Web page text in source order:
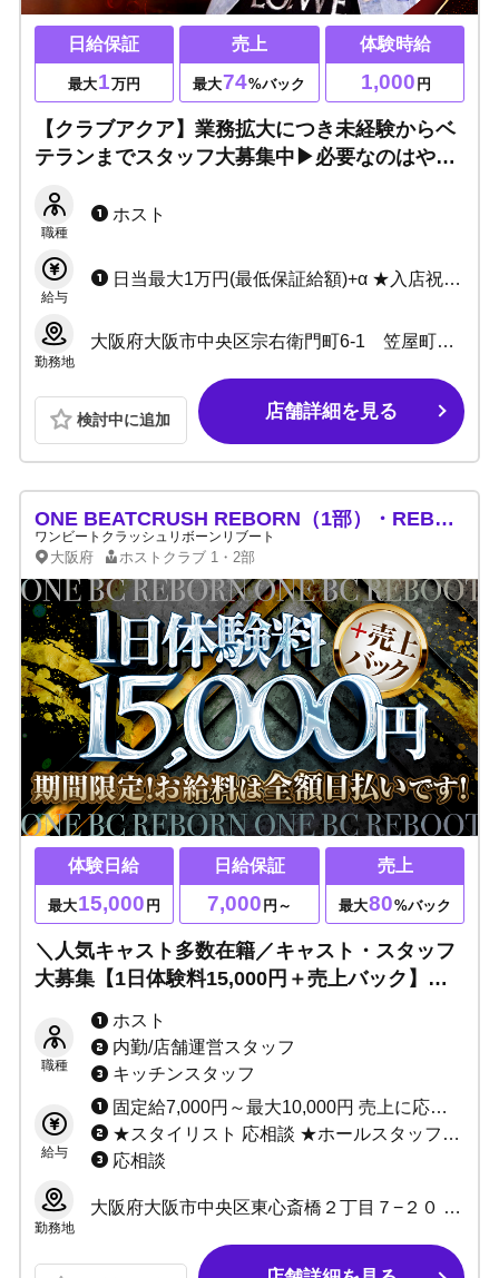
日給保証
最大1万円
売上
最大74%バック
体験時給
1,000 円
【クラブアクア】業務拡大につき未経験からベ
テランまでスタッフ大募集中▶必要なのはやる
方は当店で夢を実現！
職種
ホスト
給与
日当最大1万円(最低保証給額)+α ★入店祝金あります! 今なら最大30万円支給!!
勤務地
大阪府大阪市中央区宗右衛門町6-1 笠屋町ギャラクシービル4F
検討中に追加 店舗詳細を見る
ONE BEATCRUSH REBORN（1部）・REBOOT（2部）
ワンビートクラッシュリボーンリブート
大阪府 ホストクラブ 1・2部
体験日給
最大15,000 円
日給保証
7,000 円～
売上
最大80%バック
＼人気キャスト多数在籍／キャスト・スタッフ
大募集【1日体験料15,000円＋売上バック】全
額日払い！ 総工費2億円超▶関西トップクラ
スのエンターテイメント空間！！
職種
ホスト
内勤/店舗運営スタッフ
キッチンスタッフ
給与
固定給7,000円～最大10,000円 売上に応じてインセンティブあり（最低60%～最高80%） ★完全日払い制 ※当店は保証制度ではなく固定給制度です。 保証は売上バックが保証金額を上回れば無くなってしまいますが、 固定給は売上バックが上回っても無くなりません。 「固定給+売上バック」があなたのお給料になります！！ 例：保証の場合、保証1万円で売上バック2万円なら、 売上バック2万円分があなたのお給料です。 固定給の場合、固定1万円で売上バック2万円なら、 固定+売上＝合計3万円がお給料です♪ 固定給は永久に無くなりませんのでご安心ください。
★スタイリスト 応相談 ★ホールスタッフ(ボーイ：内勤) 日給10,000円～ ★DJ・ダンサー 応相談 ★店舗運営スタッフ 1:日給10,000円～＋能力給 2:月給10万～40万＋能力給 ★管理職各種 1:日給7,000円～10,000円＋能力給 2:月給20万～40万円＋能力給(社員) ★サイト運営スタッフ 応相談
応相談
勤務地
大阪府大阪市中央区東心斎橋２丁目７−２０ サザンパレスビル 4階